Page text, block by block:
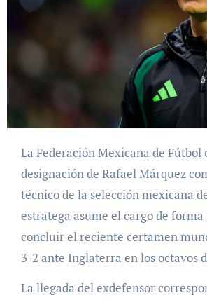
La Federación Mexicana de Fútbol oficializó la
designación de Rafael Márquez
técnico de la selección mexicana
estratega asume el cargo de
concluir el reciente certamen
3-2 ante Inglaterra en los octavos
La llegada del exdefensor